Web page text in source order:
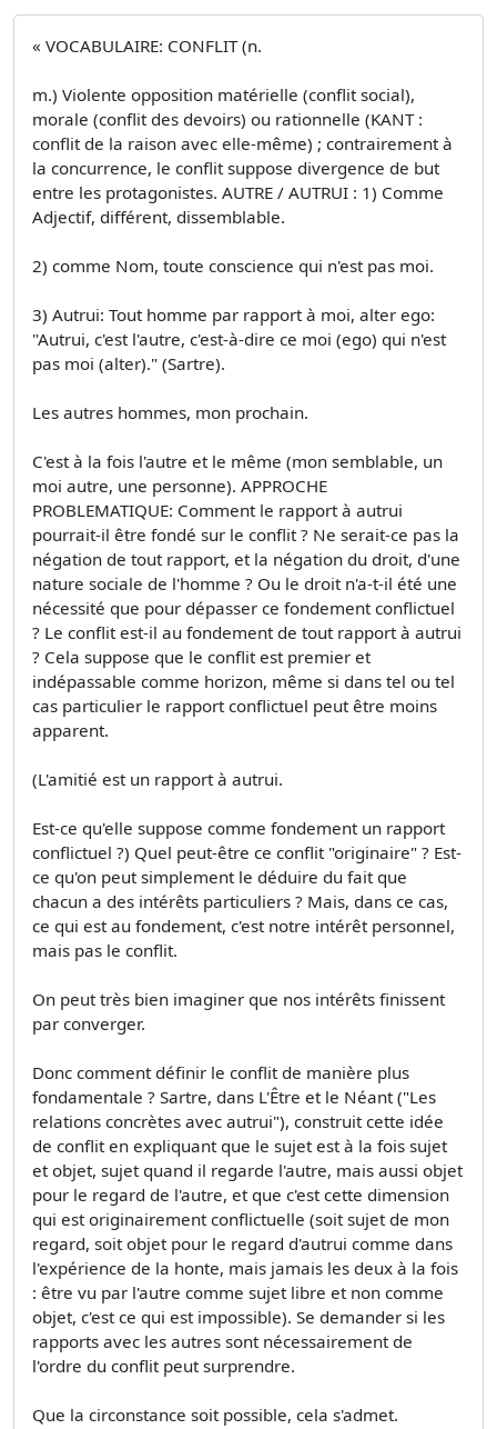
« VOCABULAIRE: CONFLIT (n.
m.) Violente opposition matérielle (conflit social),
morale (conflit des devoirs) ou rationnelle (KANT :
conflit de la raison avec elle-même) ; contrairement à
la concurrence, le conflit suppose divergence de but
entre les protagonistes. AUTRE / AUTRUI : 1) Comme
Adjectif, différent, dissemblable.
2) comme Nom, toute conscience qui n'est pas moi.
3) Autrui: Tout homme par rapport à moi, alter ego:
"Autrui, c'est l'autre, c'est-à-dire ce moi (ego) qui n'est
pas moi (alter)." (Sartre).
Les autres hommes, mon prochain.
C'est à la fois l'autre et le même (mon semblable, un
moi autre, une personne). APPROCHE
PROBLEMATIQUE: Comment le rapport à autrui
pourrait-il être fondé sur le conflit ? Ne serait-ce pas la
négation de tout rapport, et la négation du droit, d'une
nature sociale de l'homme ? Ou le droit n'a-t-il été une
nécessité que pour dépasser ce fondement conflictuel
? Le conflit est-il au fondement de tout rapport à autrui
? Cela suppose que le conflit est premier et
indépassable comme horizon, même si dans tel ou tel
cas particulier le rapport conflictuel peut être moins
apparent.
(L'amitié est un rapport à autrui.
Est-ce qu'elle suppose comme fondement un rapport
conflictuel ?) Quel peut-être ce conflit "originaire" ? Est-
ce qu'on peut simplement le déduire du fait que
chacun a des intérêts particuliers ? Mais, dans ce cas,
ce qui est au fondement, c'est notre intérêt personnel,
mais pas le conflit.
On peut très bien imaginer que nos intérêts finissent
par converger.
Donc comment définir le conflit de manière plus
fondamentale ? Sartre, dans L'Être et le Néant ("Les
relations concrètes avec autrui"), construit cette idée
de conflit en expliquant que le sujet est à la fois sujet
et objet, sujet quand il regarde l'autre, mais aussi objet
pour le regard de l'autre, et que c'est cette dimension
qui est originairement conflictuelle (soit sujet de mon
regard, soit objet pour le regard d'autrui comme dans
l'expérience de la honte, mais jamais les deux à la fois
: être vu par l'autre comme sujet libre et non comme
objet, c'est ce qui est impossible). Se demander si les
rapports avec les autres sont nécessairement de
l'ordre du conflit peut surprendre.
Que la circonstance soit possible, cela s'admet.